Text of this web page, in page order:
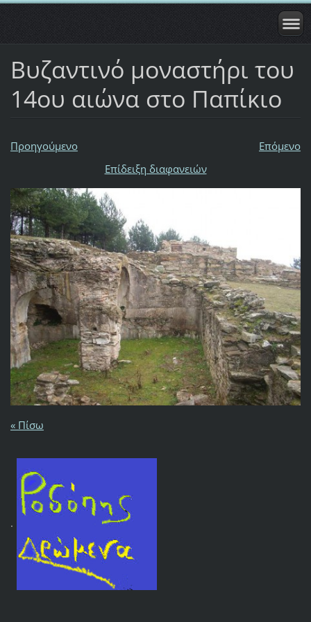
Βυζαντινό μοναστήρι του
14ου αιώνα στο Παπίκιο
Προηγούμενο
Επόμενο
Επίδειξη διαφανειών
« Πίσω
.